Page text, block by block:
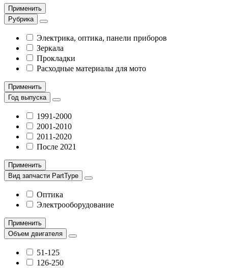
Применить
Рубрика
Электрика, оптика, панели приборов
Зеркала
Прокладки
Расходные материалы для мото
Применить
Год выпуска
1991-2000
2001-2010
2011-2020
После 2021
Применить
Вид запчасти PartType
Оптика
Электрооборудование
Применить
Объем двигателя
51-125
126-250